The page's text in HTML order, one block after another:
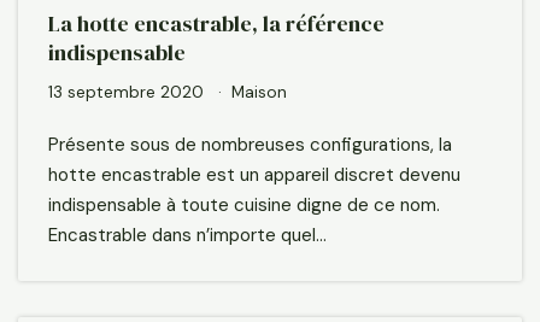
La hotte encastrable, la référence
indispensable
13 septembre 2020 Maison
Présente sous de nombreuses configurations, la
hotte encastrable est un appareil discret devenu
indispensable à toute cuisine digne de ce nom.
Encastrable dans n’importe quel…